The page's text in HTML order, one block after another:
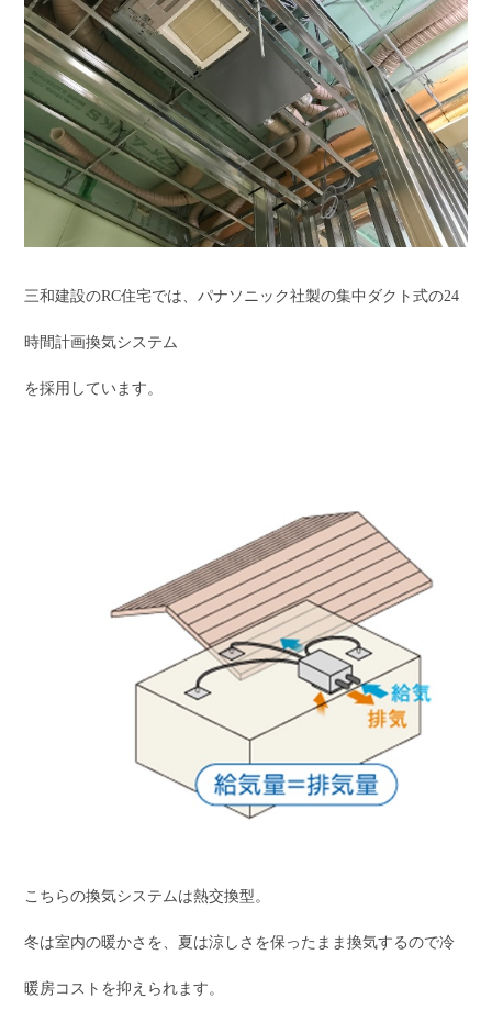
三和建設のRC住宅では、パナソニック社製の集中ダクト式の24
時間計画換気システム
を採用しています。
こちらの換気システムは熱交換型。
冬は室内の暖かさを、夏は涼しさを保ったまま換気するので冷
暖房コストを抑えられます。